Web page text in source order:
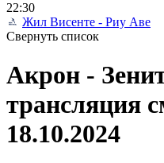
22:30
Жил Висенте - Риу Аве
Свернуть список
Акрон -
трансляция
18.10.2024